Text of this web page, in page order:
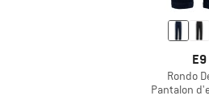
E9
Rondo
Pantalon